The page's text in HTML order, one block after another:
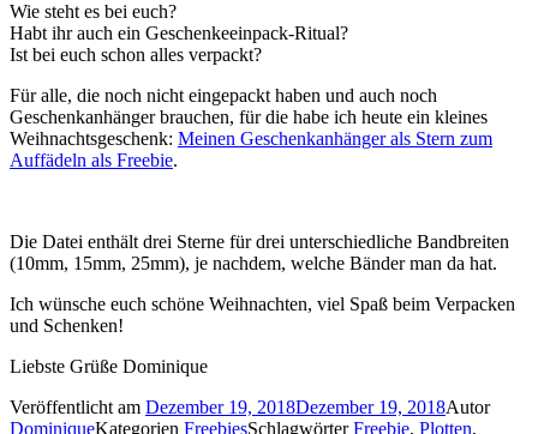
Wie steht es bei euch?
Habt ihr auch ein Geschenkeeinpack-Ritual?
Ist bei euch schon alles verpackt?
Für alle, die noch nicht eingepackt haben und auch noch
Geschenkanhänger brauchen, für die habe ich heute ein kleines
Weihnachtsgeschenk: Meinen Geschenkanhänger als Stern zum
Auffädeln als Freebie.
Die Datei enthält drei Sterne für drei unterschiedliche Bandbreiten
(10mm, 15mm, 25mm), je nachdem, welche Bänder man da hat.
Ich wünsche euch schöne Weihnachten, viel Spaß beim Verpacken
und Schenken!
Liebste Grüße Dominique
Veröffentlicht am Dezember 19, 2018Dezember 19, 2018Autor
DominiqueKategorien FreebiesSchlagwörterFreebie, Plotten,